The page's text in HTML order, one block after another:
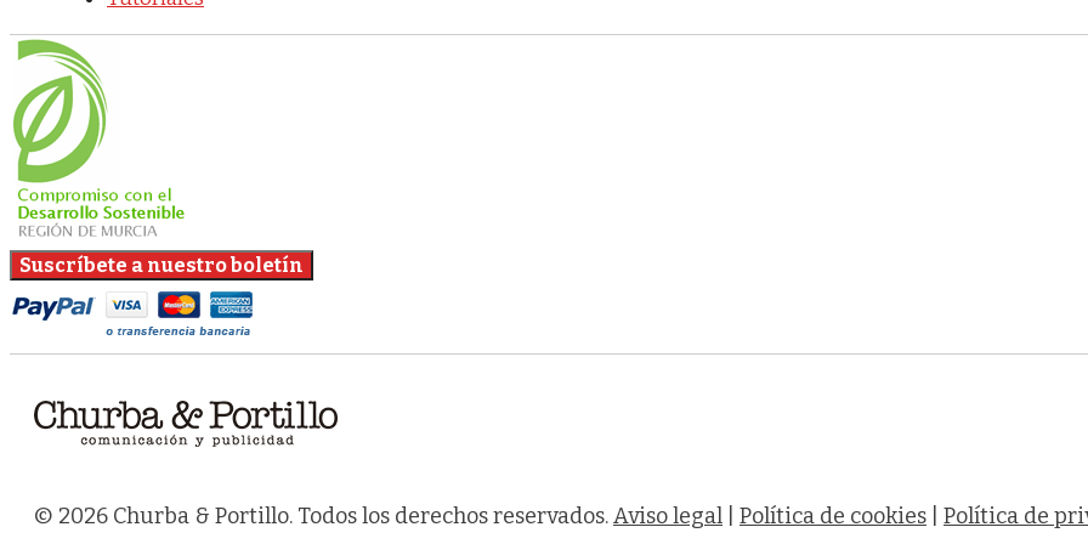
© 2026 Churba & Portillo. Todos los derechos reservados.Aviso legal Política de cookies Política de